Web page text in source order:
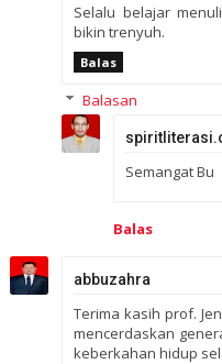
Selalu belajar
bikin trenyuh.
Balas
Balasan
Semangat Bu
Balas
abbuzahra
Terima kasih prof.
mencerdaskan
keberkahan hidup